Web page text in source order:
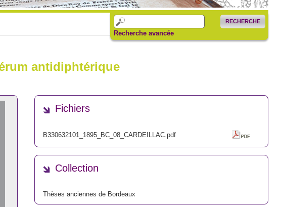
RECHERCHE
Recherche avancée
antidiphtérique
Fichiers
B330632101_1895_BC_08_CARDEILLAC.pdf
Collection
Thèses anciennes de Bordeaux